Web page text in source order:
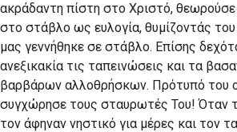
ακράδαντη πίστη στο Χριστό,
στο στάβλο ως ευλογία, θυμίζοντάς
μας γεννήθηκε σε στάβλο. Επίσης
ανεξικακία τις ταπεινώσεις και τα
βαρβάρων αλλοθρήσκων. Πρότυπό του
συγχώρησε τους σταυρωτές Του! Όταν
τον άφηναν νηστικό για μέρες και τον